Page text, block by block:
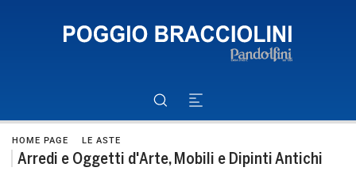
HOME PAGE LE ASTE
Arredi e Oggetti d'Arte, Mobili e Dipinti Antichi